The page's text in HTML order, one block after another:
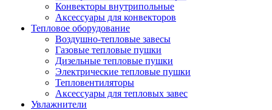
Конвекторы внутрипольные
Аксессуары для конвекторов
Тепловое оборудование
Воздушно-тепловые завесы
Газовые тепловые пушки
Дизельные тепловые пушки
Электрические тепловые пушки
Тепловентиляторы
Аксессуары для тепловых завес
Увлажнители